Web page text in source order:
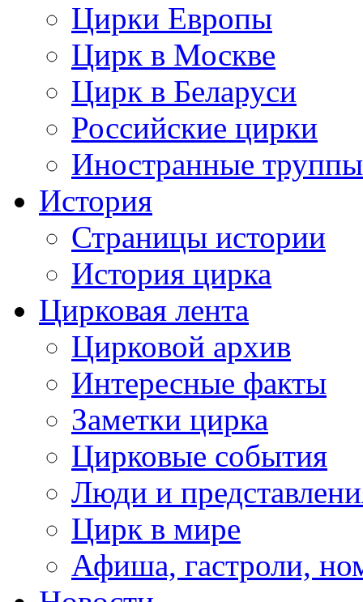
Цирки Европы
Цирк в Москве
Цирк в Беларуси
Российские цирки
Иностранные труппы
История
Страницы истории
История цирка
Цирковая лента
Цирковой архив
Интересные факты
Заметки цирка
Цирковые события
Люди и
Цирк в мире
Афиша, гастроли,